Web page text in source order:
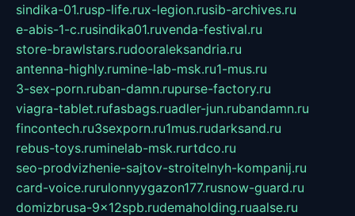
sindika-01.rusp-life.rux-legion.rusib-archives.ru
e-abis-1-c.rusindika01.ruvenda-festival.ru
store-brawlstars.rudooraleksandria.ru
antenna-highly.rumine-lab-msk.ru1-mus.ru
3-sex-porn.ruban-damn.rupurse-factory.ru
viagra-tablet.rufasbags.ruadler-jun.rubandamn.ru
fincontech.ru3sexporn.ru1mus.rudarksand.ru
rebus-toys.ruminelab-msk.rurtdco.ru
seo-prodvizhenie-sajtov-stroitelnyh-kompanij.ru
card-voice.rurulonnyygazon177.rusnow-guard.ru
domizbrusa-9x12spb.rudemaholding.ruaalse.ru